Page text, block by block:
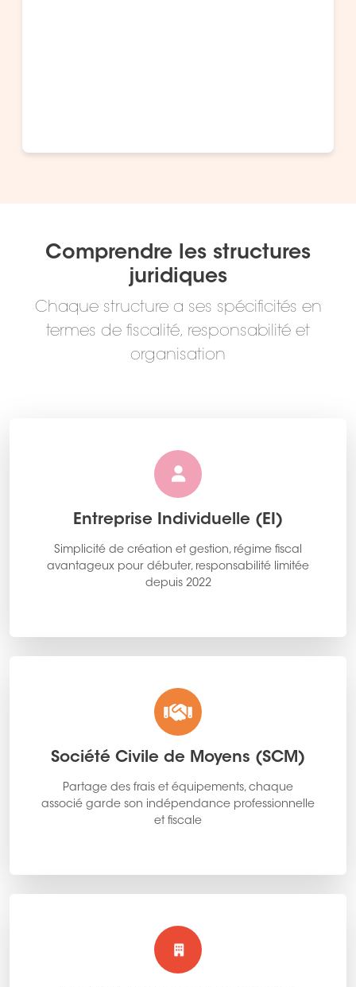
Comprendre les structures
juridiques
Chaque structure a ses spécificités en
termes de fiscalité, responsabilité et
organisation
Entreprise Individuelle (EI)
Simplicité de création et gestion, régime fiscal
avantageux pour débuter, responsabilité limitée
depuis 2022
Société Civile de Moyens (SCM)
Partage des frais et équipements, chaque
associé garde son indépendance professionnelle
et fiscale